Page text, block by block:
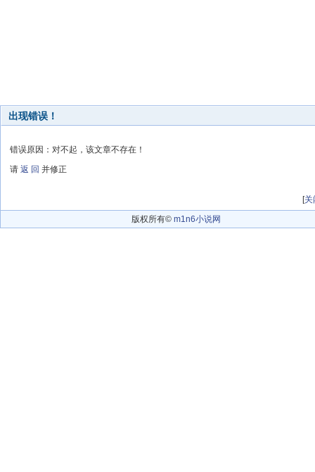
出现错误！
错误原因：对不起，该文章不存在！
请 返 回 并修正
[关
版权所有© m1n6小说网